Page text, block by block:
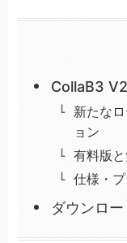
CollaB3
新たな
ョン
有料版
仕様・
ダウンロ